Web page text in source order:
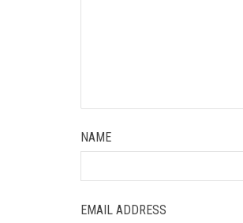
NAME
EMAIL ADDRESS